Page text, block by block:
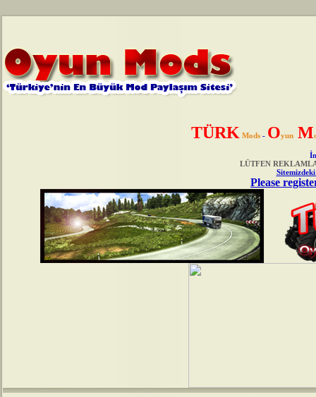
TÜRK Mods - Oyun M
LÜTFEN
Please